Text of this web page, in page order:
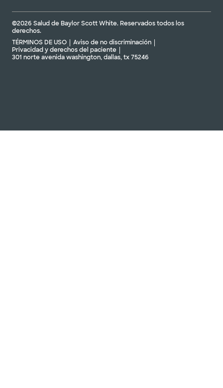
©2026 Salud de Baylor Scott White. Reservados todos los
derechos.
TÉRMINOS DE USO
Aviso de no discriminación
Privacidad y derechos del paciente
301 norte avenida washington, dallas, tx 75246